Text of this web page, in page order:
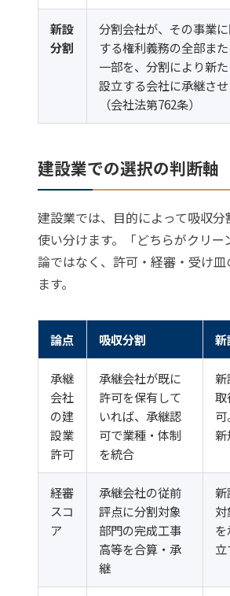
新設
分割
分割会社が、その事業
する権利義務の全部ま
一部を、分割により新
設立する会社に承継させ
（会社法第762条）
建設業での選択の判断軸
建設業では、目的によって吸収分
使い分けます。「どちらがクリー
論ではなく、許可・経審・受け皿
ます。
論点 吸収分割 新
承継
会社
の建
設業
許可
承継会社が既に
許可を保有して
いれば、承継認
可で業種・体制
を統合
取
経審
スコ
ア
承継会社の従前
評点に分割対象
部門の完成工事
高等を合算・承
継
立